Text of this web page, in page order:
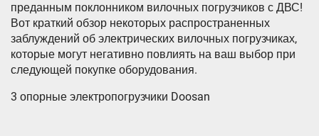
преданным поклонником вилочных погрузчиков с ДВС!
Вот краткий обзор некоторых распространенных
заблуждений об электрических вилочных погрузчиках,
которые могут негативно повлиять на ваш выбор при
следующей покупке оборудования.
3 опорные электропогрузчики Doosan